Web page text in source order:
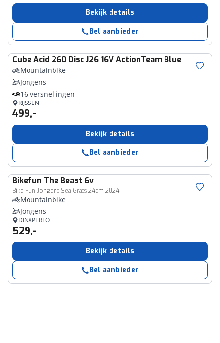
Bekijk details
Bel aanbieder
CubeAcid 260 Disc J26 16V ActionTeam Blue
Mountainbike
Jongens
16 versnellingen
RIJSSEN
499,-
Bekijk details
Bel aanbieder
Bikefun The Beast 6v
Bike Fun Jongens Sea Grass 24cm 2024
Mountainbike
Jongens
DINXPERLO
529,-
Bekijk details
Bel aanbieder